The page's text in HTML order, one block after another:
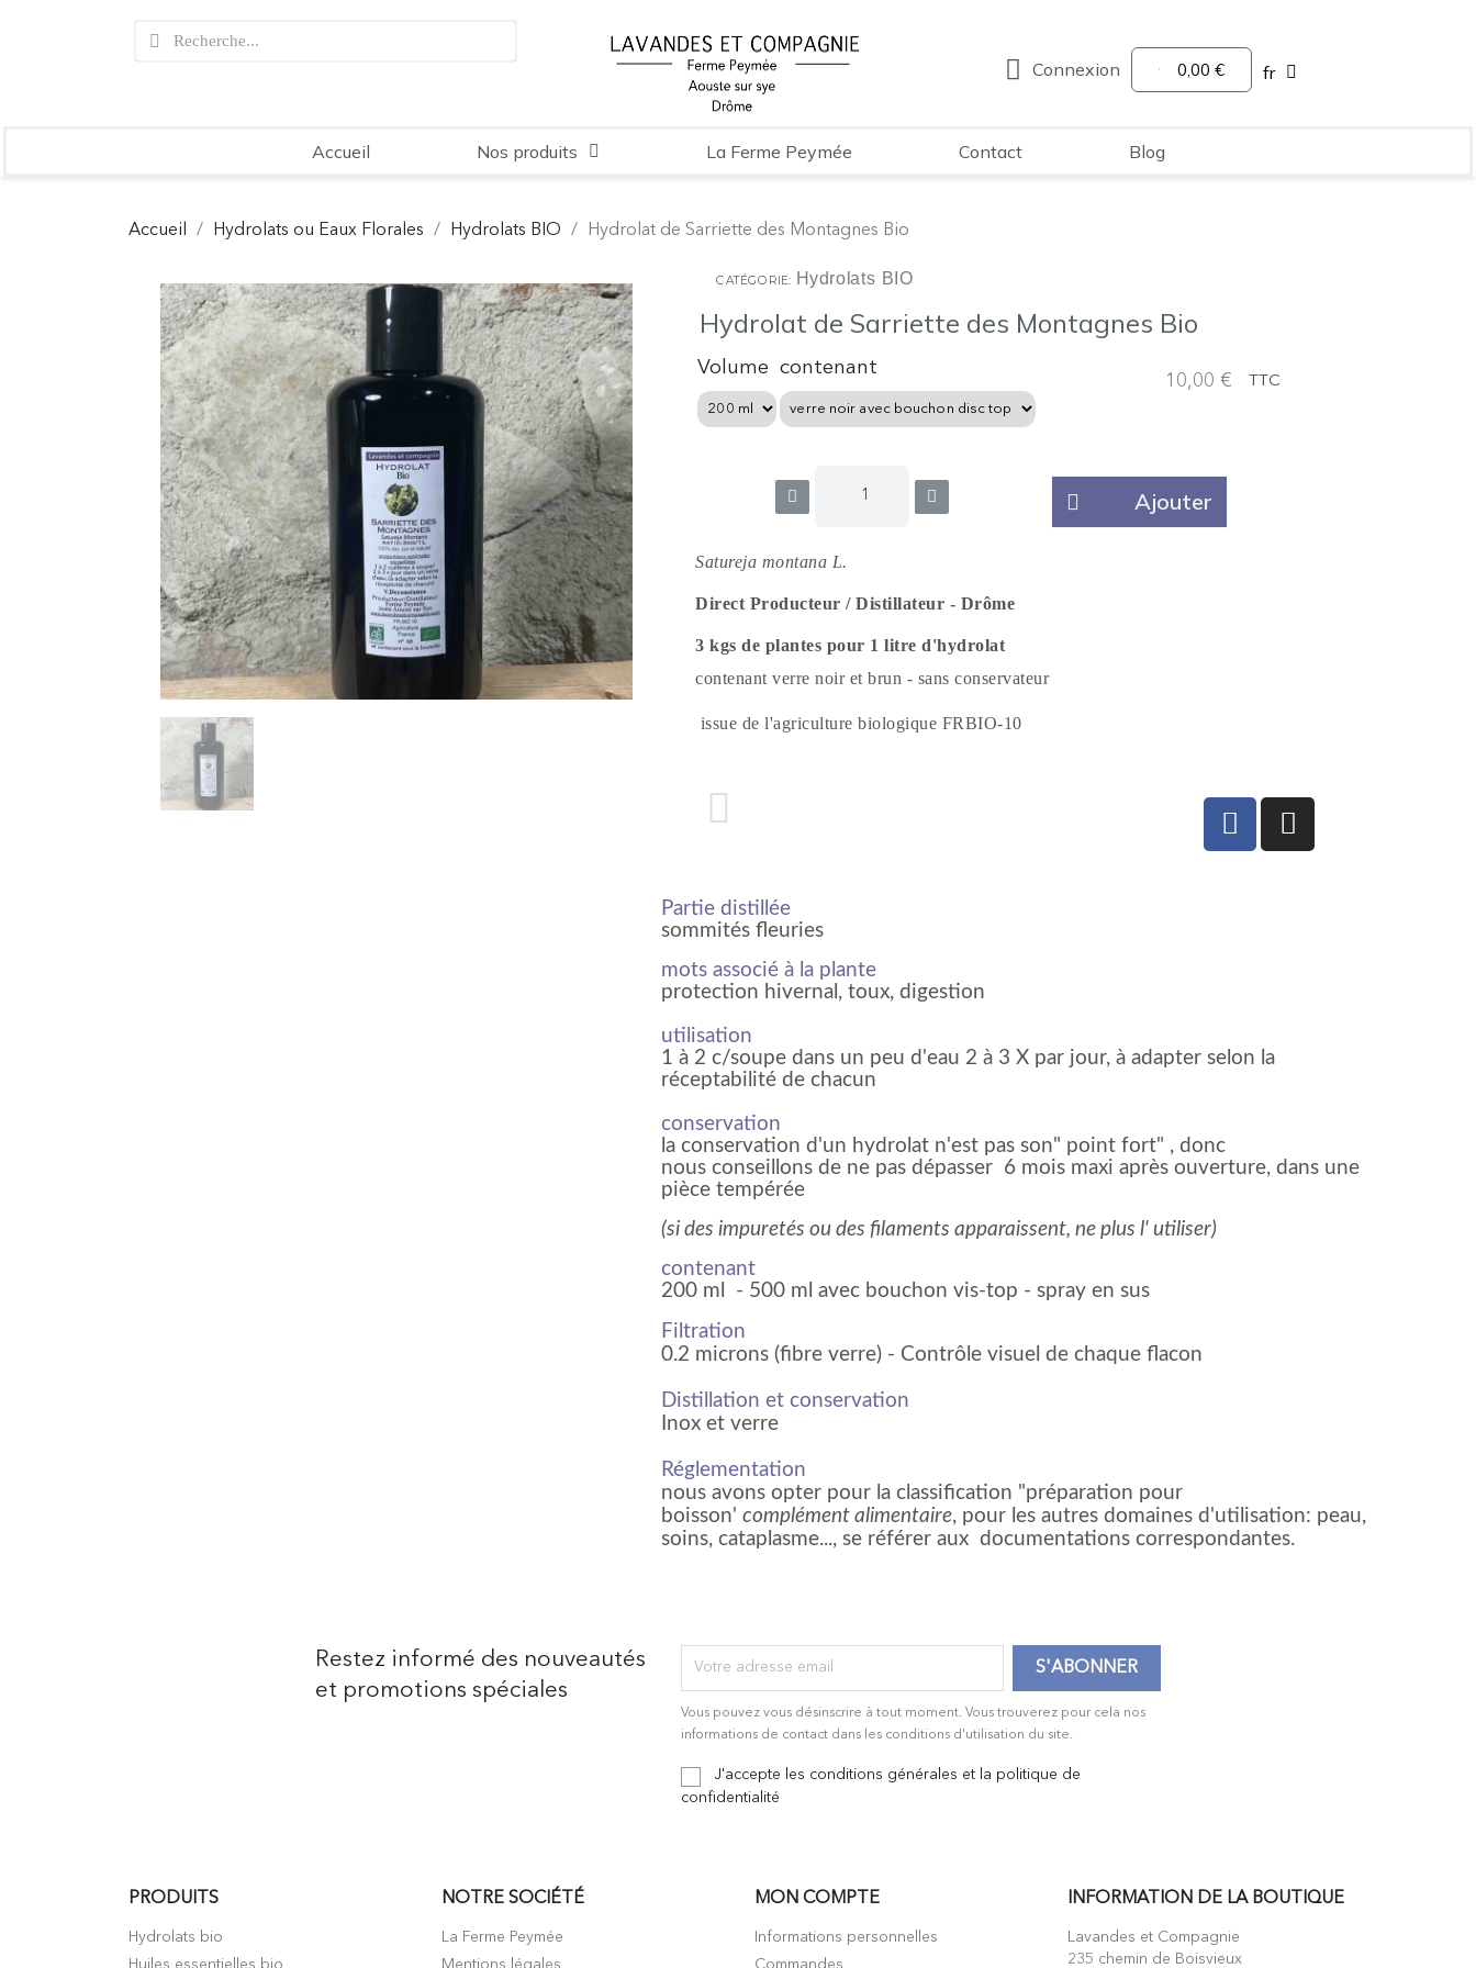
Connexion 0,00 € fr
Accueil Nos produits La Ferme Peymée Contact Blog
Accueil Hydrolats ou Eaux Florales Hydrolats BIO Hydrolat de Sarriette des Montagnes Bio
CATÉGORIE Hydrolats BIO
Hydrolat de Sarriette des Montagnes Bio
Volume contenant
10,00 € TTC
Ajouter
Satureja montana L.
Direct Producteur / Distillateur - Drôme
3 kgs de plantes pour 1 litre d'hydrolat
contenant verre noir et brun - sans conservateur
issue de l'agriculture biologique FRBIO-10
Partie distillée
sommités fleuries
mots associé à la plante
protection hivernal, toux, digestion
utilisation
1 à 2 c/soupe dans un peu d'eau 2 à 3 X par jour, à adapter selon la
réceptabilité de chacun
conservation
la conservation d'un hydrolat n'est pas son" point fort" , donc
nous conseillons de ne pas dépasser 6 mois maxi après ouverture, dans une
pièce tempérée
(si des impuretés ou des filaments apparaissent, ne plus l' utiliser)
contenant
200 ml - 500 ml avec bouchon vis-top - spray en sus
Filtration
0.2 microns (fibre verre) - Contrôle visuel de chaque flacon
Distillation et conservation
Inox et verre
Réglementation
nous avons opter pour la classification "préparation pour
boisson' complément alimentaire, pour les autres domaines d'utilisation: peau,
soins, cataplasme..., se référer aux documentations correspondantes.
Restez informé des nouveautés
et promotions spéciales
Vous pouvez vous désinscrire à tout moment. Vous trouverez pour cela nos
informations de contact dans les conditions d'utilisation du site.
J'accepte les conditions générales et la politique de
confidentialité
PRODUITS
Hydrolats bio
Huiles essentielles bio
NOTRE SOCIÉTÉ
La Ferme Peymée
Mentions légales
MON COMPTE
Informations personnelles
Commandes
INFORMATION DE LA BOUTIQUE
Lavandes et Compagnie
235 chemin de Boisvieux